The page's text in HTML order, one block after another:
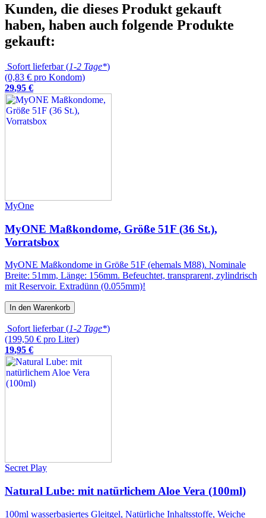
Kunden, die dieses Produkt gekauft
haben, haben auch folgende Produkte
gekauft:
Sofort lieferbar (1-2 Tage*)
(0,83 € pro Kondom)
29,95 €
MyOne
MyONE Maßkondome, Größe 51F (36 St.),
Vorratsbox
MyONE Maßkondome in Größe 51F (ehemals M88). Nominale
Breite: 51mm, Länge: 156mm. Befeuchtet, transprarent, zylindrisch
mit Reservoir. Extradünn (0.055mm)!
In den Warenkorb
Sofort lieferbar (1-2 Tage*)
(199,50 € pro Liter)
19,95 €
Secret Play
Natural Lube: mit natürlichem Aloe Vera (100ml)
100ml wasserbasiertes Gleitgel, Natürliche Inhaltsstoffe, Weiche